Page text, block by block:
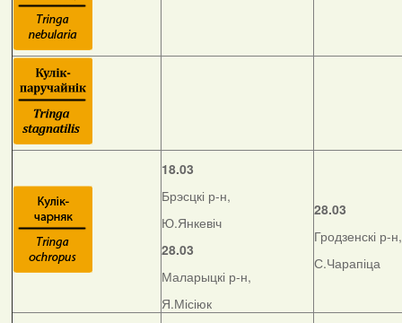
18.03
Брэсцкі р-н,
Ю.Янкевіч
28.03
Маларыцкі р-н,
Я.Місіюк
28.03
Гродзенскі р-н,
С.Чарапіца